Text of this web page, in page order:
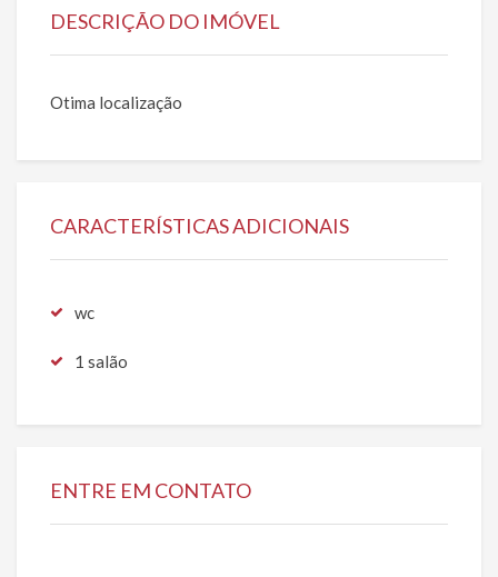
DESCRIÇÃO DO IMÓVEL
Otima localização
CARACTERÍSTICAS ADICIONAIS
wc
1 salão
ENTRE EM CONTATO